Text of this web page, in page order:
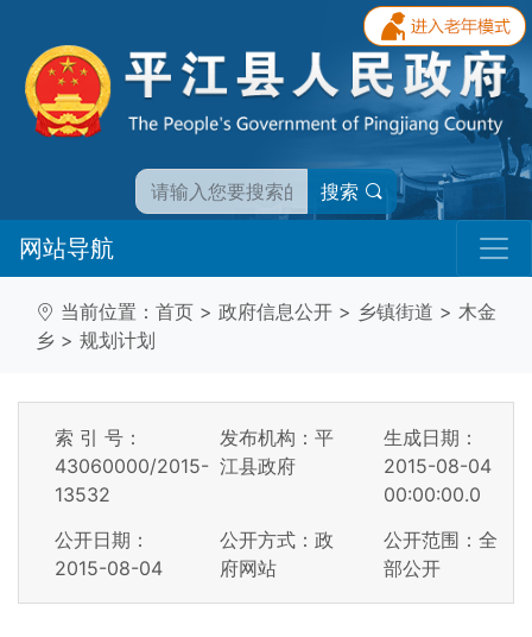
搜索
网站导航
当前位置： 首页 > 政府信息公开 > 乡镇街道 > 木金
乡 > 规划计划
索 引 号：
43060000/2015-
13532
发布机构：平
江县政府
生成日期：
2015-08-04
00:00:00.0
公开日期：
2015-08-04
公开方式：政
府网站
公开范围：全
部公开